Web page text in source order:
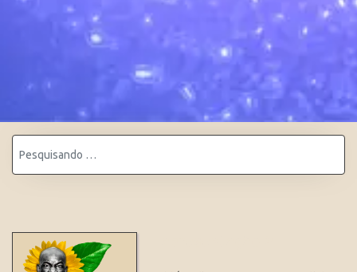
Pesquisar